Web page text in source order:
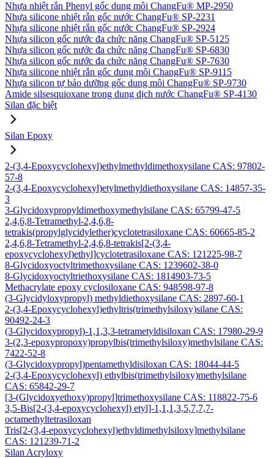
Nhựa nhiệt rắn Phenyl gốc dung môi ChangFu® MP-2950
Nhựa silicone nhiệt rắn gốc nước ChangFu® SP-2231
Nhựa silicone nhiệt rắn gốc nước ChangFu® SP-2924
Nhựa silicon gốc nước đa chức năng ChangFu® SP-5125
Nhựa silicon gốc nước đa chức năng ChangFu® SP-6830
Nhựa silicon gốc nước đa chức năng ChangFu® SP-7630
Nhựa silicone nhiệt rắn gốc dung môi ChangFu® SP-9115
Nhựa silicon tự bảo dưỡng gốc dung môi ChangFu® SP-9730
Amide silsesquioxane trong dung dịch nước ChangFu® SP-4130
Silan đặc biệt
Silan Epoxy
2-(3,4-Epoxycyclohexyl)ethylmethyldimethoxysilane CAS: 97802-
57-8
2-(3,4-Epoxycyclohexyl)etylmethyldiethoxysilane CAS: 14857-35-
3
3-Glycidoxypropyldimethoxymethylsilane CAS: 65799-47-5
2,4,6,8-Tetramethyl-2,4,6,8-
tetrakis(propylglycidylether)cyclotetrasiloxane CAS: 60665-85-2
2,4,6,8-Tetramethyl-2,4,6,8-tetrakis[2-(3,4-
epoxycyclohexyl)ethyl]cyclotetrasiloxane CAS: 121225-98-7
8-Glycidoxyoctyltrimethoxysilane CAS: 1239602-38-0
8-Glycidoxyoctyltriethoxysilane CAS: 1814903-73-5
Methacrylate epoxy cyclosiloxane CAS: 948598-97-8
(3-Glycidyloxypropyl) methyldiethoxysilane CAS: 2897-60-1
2-(3,4-Epoxycyclohexyl)ethyltris(trimethylsiloxy)silane CAS:
90492-24-3
(3-Glycidoxypropyl)-1,1,3,3-tetrametyldisiloxan CAS: 17980-29-9
3-(2,3-epoxypropoxy)propylbis(trimethylsiloxy)methylsilane CAS:
7422-52-8
(3-Glycidoxypropyl)pentamethyldisiloxan CAS: 18044-44-5
2-(3,4-Epoxycyclohexyl) ethylbis(trimethylsiloxy)methylsilane
CAS: 65842-29-7
[3-(Glycidoxyethoxy)propyl]trimethoxysilane CAS: 118822-75-6
3,5-Bis[2-(3,4-epoxycyclohexyl) etyl]-1,1,1,3,5,7,7,7-
octamethyltetrasiloxan
Tris[2-(3,4-epoxycyclohexyl)ethyldimethylsiloxy]methylsilane
CAS: 121239-71-2
Silan Acryloxy